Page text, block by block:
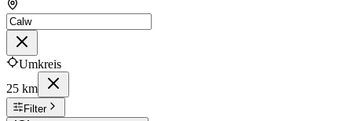
Umkreis
25 km
Filter